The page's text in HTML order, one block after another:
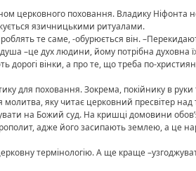
церковного поховання. Владику Ніфонта
язичницькими ритуалами.
те саме, -обурюється він.
–це дух людини, йому потрібна духовна
вінки, а про те, що треба по-
для поховання. Зокрема, покійнику в руки
молитва, яку читає церковний пресвітер
на Божий суд. На кришці домовини
адже його засипають землею, а це
термінологію. А ще краще